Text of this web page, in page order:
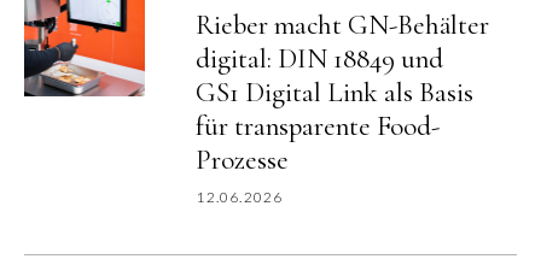
Rieber macht GN-Behälter
digital: DIN 18849 und
GS1 Digital Link als Basis
für transparente Food-
Prozesse
12.06.2026